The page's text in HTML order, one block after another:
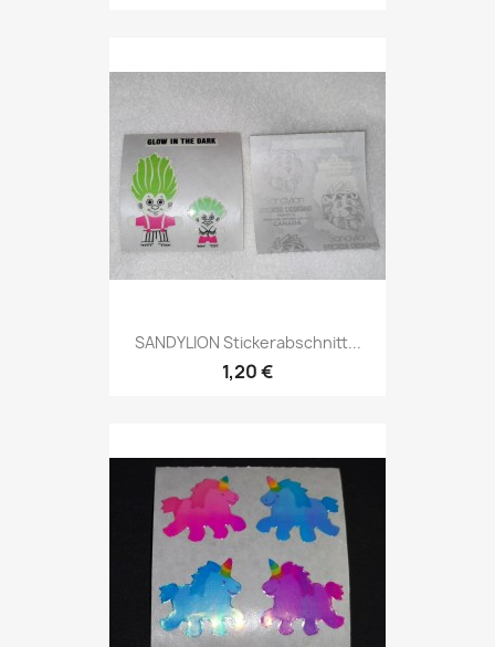
SANDYLION Stickerabschnitt...
1,20 €